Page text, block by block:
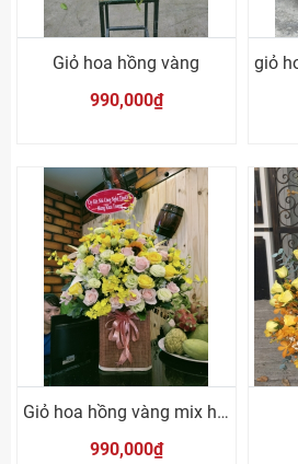
Giỏ hoa hồng vàng
990,000₫
Giỏ hoa hồng vàng mix hướng dương
990,000₫